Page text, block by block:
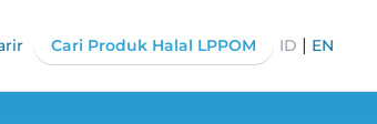
Cari Produk Halal LPPOM ID | EN